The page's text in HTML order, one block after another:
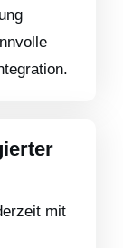
mit